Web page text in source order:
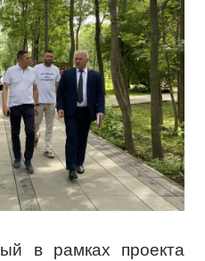
в рамках проекта